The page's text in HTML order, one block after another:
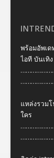
พร้อมอัพเด
ไอที บันเทิ
แหล่งรวม
ใคร